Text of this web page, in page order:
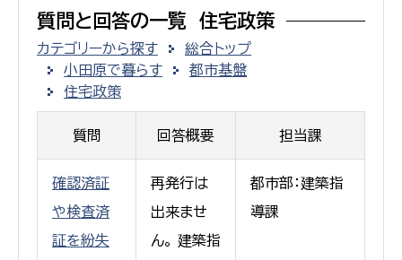
質問と回答の一覧 住宅政策
カテゴリーから探す
総合トップ
小田原で暮らす
都市基盤
住宅政策
質問 回答概要 担当課
確認済証
や検査済
証を紛失
再発行は
出来ませ
ん。 建築指
都市部：建築指
導課